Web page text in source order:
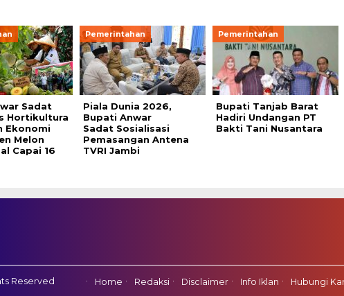
Sadat
Hortikultura
Ekonomi
Melon
Capai 16
Pemerintahan
Piala Dunia 2026,
Bupati Anwar
Sadat Sosialisasi
Pemasangan Antena
TVRI Jambi
Pemerintahan
Bupati Tanjab Barat
Hadiri Undangan PT
Bakti Tani Nusantara
Reserved Home Redaksi Disclaimer Info Iklan Hubungi